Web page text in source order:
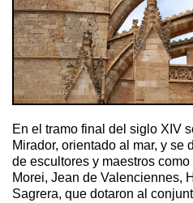
En el tramo final del siglo XIV
Mirador, orientado al mar, y se
de escultores y maestros
Morei, Jean de Valenciennes,
Sagrera, que dotaron al